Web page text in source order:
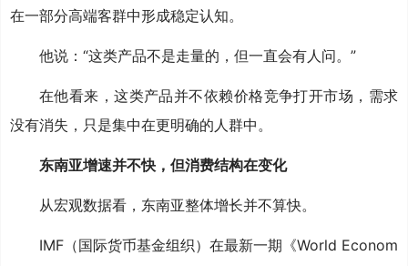
在一部分高端客群中形成稳定认知。
他说：“这类产品不是走量的，但一直会有人问。”
在他看来，这类产品并不依赖价格竞争打开市场，需求
没有消失，只是集中在更明确的人群中。
东南亚增速并不快，但消费结构在变化
从宏观数据看，东南亚整体增长并不算快。
IMF（国际货币基金组织）在最新一期《World Econom